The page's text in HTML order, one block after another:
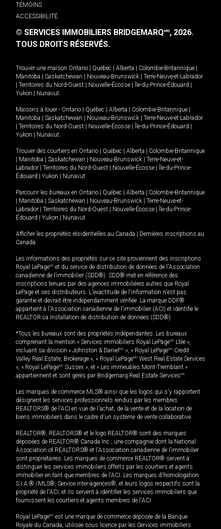
TÉMOINS
ACCESSIBILITÉ
© SERVICES IMMOBILIERS BRIDGEMARQMD, 2026.
TOUS DROITS RÉSERVÉS.
Trouver une maison Ontario Québec Alberta Colombie-Britannique
Manitoba
Saskatchewan Nouveau-Brunswick
Terre-Neuve-et-Labrador
Territoires du Nord-Ouest Nouvelle-Écosse Île-du-Prince-Édouard
Yukon
Nunavut.
Maisons à louer - Ontario Québec Alberta Colombie-Britannique
Manitoba
Saskatchewan Nouveau-Brunswick
Terre-Neuve-et-Labrador
Territoires du Nord-Ouest Nouvelle-Écosse Île-du-Prince-Édouard
Yukon
Nunavut.
Trouver des courtiers en Ontario Québec Alberta
Colombie-Britannique
Manitoba Saskatchewan Nouveau-Brunswick
Terre-Neuve-et-
Labrador
Territoires du Nord-Ouest Nouvelle-Écosse
Île-du-Prince-
Édouard
Yukon Nunavut
Parcourir les bureaux en Ontario Québec Alberta
Colombie-Britannique
Manitoba Saskatchewan Nouveau-Brunswick
Terre-Neuve-et-
Labrador
Territoires du Nord-Ouest Nouvelle-Écosse
Île-du-Prince-
Édouard
Yukon Nunavut
Afficher les propriétés résidentielles au Canada
Dernières inscriptions au
Canada
Les informations des propriétés sur ce site proviennent des inscriptions
Royal LePageMD et du service de distribution de données de l'Association
canadienne de l’immobilier (SDD®). SDD® met en référence des
inscriptions tenues par des agences immobilières autres que Royal
LePage et ses distributeurs. L'exactitude de l'information n'est pas
garantie et devrait être indépendamment vérifiée. La marque DDF®
appartient à l'Association canadienne de l’immobilier (ACI) et identifie le
REALTOR.ca Installation de distribution de données (SDD®).
*Tous les bureaux sont des propriétés indépendantes. Les bureaux
comprenant la mention « Services immobiliers Royal LePageMD Ltée »,
incluant sa division « Johnston & Daniel MD », « Royal LePageMD Credit
Valley Real Estate, Brokerage », « Royal LePageMD West Real Estate Services
», « Royal LePageMD Sussex », et « Les immeubles Mont-Tremblant »
appartiennent et sont gérés par Bridgemarq Real Estate ServicesMD.
Les marques de commerce MLS® ainsi que les logos qui s'y rapportent
désignent les services professionnels rendus par les membres
REALTORS® de l'ACI en vue de l'achat, de la vente et de la location de
biens immobiliers dans le cadre d'un système de vente collaborative.
REALTOR®, REALTORS® et le logo REALTOR® sont des marques
déposées de REALTOR® Canada Inc., une compagnie dont la National
Association of REALTORS® et l'Association canadienne de l’immobilier
sont propriétaires. Les marques de commerce REALTOR® servent à
distinguer les services immobiliers offerts par les courtiers et agents
immobilier en tant que membres de l'ACI. Les marques d'homologation
S.I.A.® /MLS®, Service inter-agences®, et leurs logos respectifs sont la
propriété de l'ACI, et ils servent à identifier les services immobiliers que
fournissent les courtiers et agents membres de l'ACI.
Royal LePageMD est une marque de commerce déposée de la Banque
Royale du Canada, utilisée sous licence par les Services immobiliers